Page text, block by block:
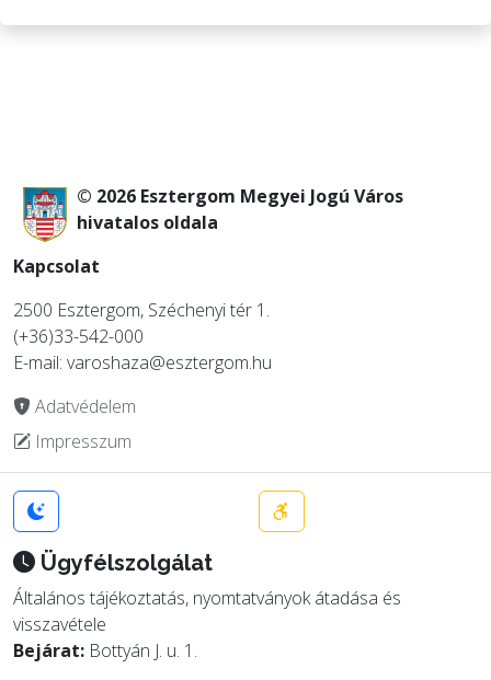
© 2026 Esztergom Megyei Jogú Város
hivatalos oldala
Kapcsolat
2500 Esztergom, Széchenyi tér 1.
(+36)33-542-000
E-mail: varoshaza@esztergom.hu
Adatvédelem
Impresszum
Ügyfélszolgálat
Általános tájékoztatás, nyomtatványok átadása és
visszavétele
Bejárat: Bottyán J. u. 1.